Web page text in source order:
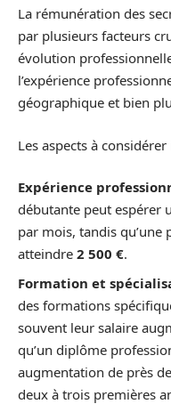
La rémunération des
par plusieurs facteurs
évolution
l’expérience
géographique et bien
Les aspects à
Expérience
débutante peut espérer
par mois, tandis
atteindre 2 500 €.
Formation et
des formations
souvent leur salaire
qu’un diplôme
augmentation de près de
deux à trois premières